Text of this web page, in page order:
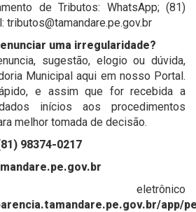
de Tributos: WhatsApp; (81)
tributos@tamandare.pe.gov.br
uma irregularidade?
sugestão, elogio ou dúvida,
Municipal aqui em nosso Portal.
e assim que for recebida a
inícios aos procedimentos
melhor tomada de decisão.
98374-0217
app/